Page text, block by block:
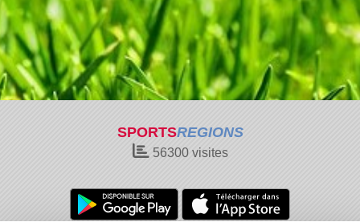
SPORTSREGIONS
56300visites